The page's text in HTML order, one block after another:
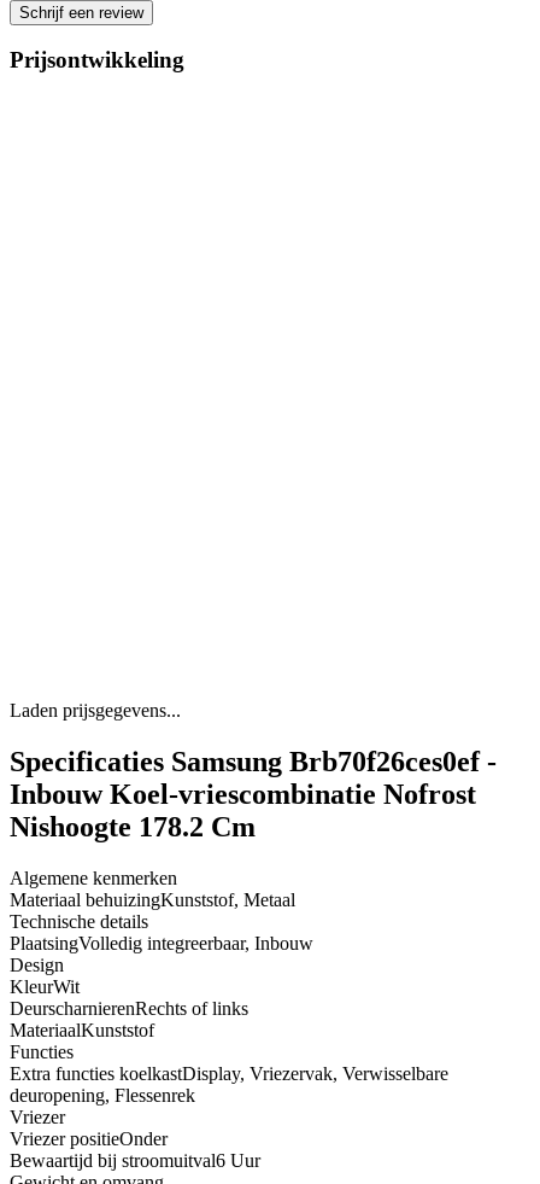
Schrijf een review
Prijsontwikkeling
Laden prijsgegevens...
Specificaties Samsung Brb70f26ces0ef -
Inbouw Koel-vriescombinatie Nofrost
Nishoogte 178.2 Cm
Algemene kenmerken
Materiaal behuizingKunststof, Metaal
Technische details
PlaatsingVolledig integreerbaar, Inbouw
Design
KleurWit
DeurscharnierenRechts of links
MateriaalKunststof
Functies
Extra functies koelkastDisplay, Vriezervak, Verwisselbare
deuropening, Flessenrek
Vriezer
Vriezer positieOnder
Bewaartijd bij stroomuitval6 Uur